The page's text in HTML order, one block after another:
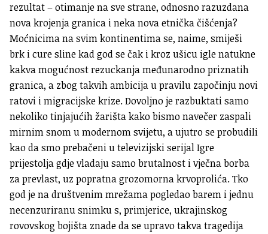
rezultat – otimanje na sve strane, odnosno razuzdana
nova krojenja granica i neka nova etnička čišćenja?
Moćnicima na svim kontinentima se, naime, smiješi
brk i cure sline kad god se čak i kroz ušicu igle natukne
kakva mogućnost rezuckanja međunarodno priznatih
granica, a zbog takvih ambicija u pravilu započinju novi
ratovi i migracijske krize. Dovoljno je razbuktati samo
nekoliko tinjajućih žarišta kako bismo navečer zaspali
mirnim snom u modernom svijetu, a ujutro se probudili
kao da smo prebačeni u televizijski serijal Igre
prijestolja gdje vladaju samo brutalnost i vječna borba
za prevlast, uz popratna grozomorna krvoprolića. Tko
god je na društvenim mrežama pogledao barem i jednu
necenzuriranu snimku s, primjerice, ukrajinskog
rovovskog bojišta znade da se upravo takva tragedija